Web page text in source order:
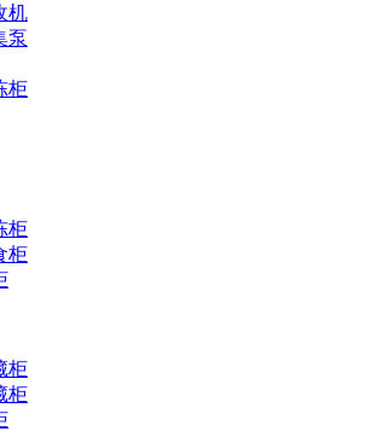
机
泵
柜
柜
柜
柜
柜